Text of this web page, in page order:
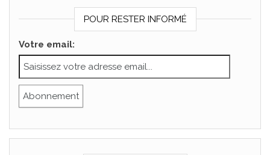
POUR RESTER INFORMÉ
Votre email: